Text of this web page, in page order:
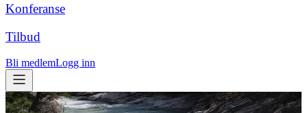
Konferanse
Tilbud
Bli medlemLogg inn